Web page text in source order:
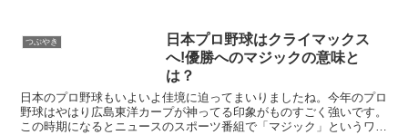
つぶやき
日本プロ野球はクライマックス
へ!優勝へのマジックの意味と
は？
日本のプロ野球もいよいよ佳境に迫ってまいりましたね。今年のプロ
野球はやはり広島東洋カープが神ってる印象がものすごく強いです。
この時期になるとニュースのスポーツ番組で「マジック」というワー